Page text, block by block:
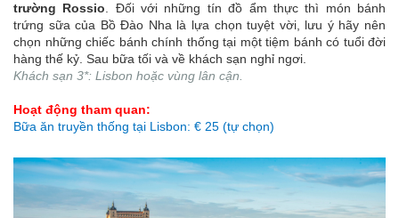
trường Rossio . Đối với những tín đồ ẩm thực thì món bánh
trứng sữa của Bồ Đào Nha là lựa chọn tuyệt vời, lưu ý hãy nên
chọn những chiếc bánh chính thống tại một tiệm bánh có tuổi đời
hàng thế kỷ. Sau bữa tối và về khách sạn nghỉ ngơi.
Khách sạn 3*: Lisbon hoặc vùng lân cận.
Hoạt động tham quan:
Bữa ăn truyền thống tại Lisbon: € 25 (tự chọn)